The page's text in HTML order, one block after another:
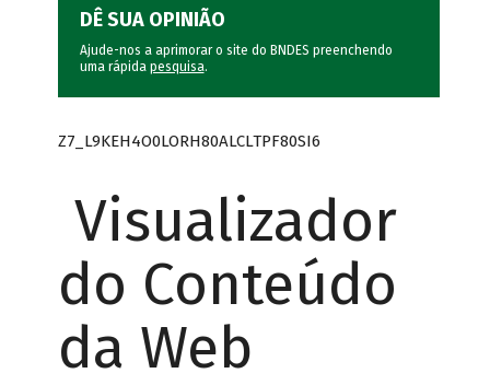
DÊ SUA OPINIÃO
Ajude-nos a aprimorar o site do BNDES preenchendo
uma rápida pesquisa.
Z7_L9KEH4O0LORH80ALCLTPF80SI6
Visualizador
do Conteúdo
da Web